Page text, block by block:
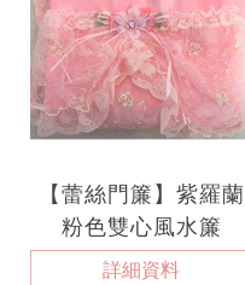
【蕾絲門簾】紫羅蘭
粉色雙心風水簾
詳細資料